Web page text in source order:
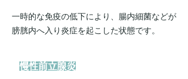
一時的な免疫の低下により、腸内細菌などが
膀胱内へ入り炎症を起こした状態です。
慢性前立腺炎